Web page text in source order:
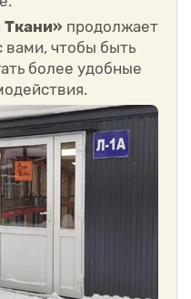
продолжает
вами, чтобы быть
более удобные